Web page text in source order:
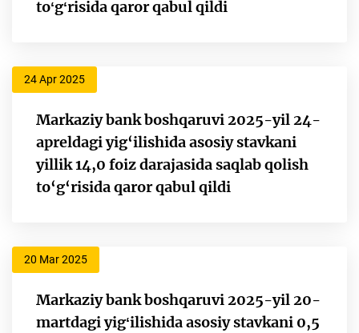
toʻgʻrisida qaror qabul qildi
24 Apr 2025
Markaziy bank boshqaruvi 2025-yil 24-
apreldagi yig‘ilishida asosiy stavkani
yillik 14,0 foiz darajasida saqlab qolish
to‘g‘risida qaror qabul qildi
20 Mar 2025
Markaziy bank boshqaruvi 2025-yil 20-
martdagi yigʻilishida asosiy stavkani 0,5